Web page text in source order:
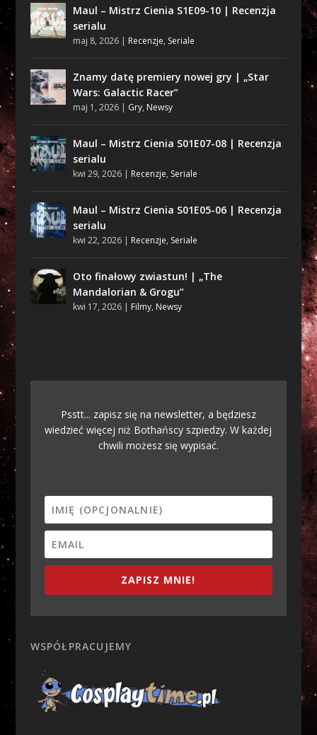
Maul – Mistrz Cienia S1E09-10 | Recenzja
serialu
maj 8, 2026| Recenzje, Seriale
Znamy datę premiery nowej gry | „Star
Wars: Galactic Racer”
maj 1, 2026| Gry, Newsy
Maul – Mistrz Cienia S01E07-08 | Recenzja
serialu
kwi 29, 2026| Recenzje, Seriale
Maul – Mistrz Cienia S01E05-06 | Recenzja
serialu
kwi 22, 2026| Recenzje, Seriale
Oto finałowy zwiastun! | „The
Mandalorian & Grogu”
kwi 17, 2026| Filmy, Newsy
Psstt... zapisz się na newsletter, a będziesz
wiedzieć więcej niż Bothańscy szpiedzy. W każdej
chwili możesz się wypisać.
ZAPISZ MNIE!
WSPÓŁPRACUJEMY